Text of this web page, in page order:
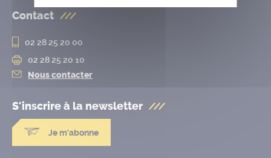
Contact
02 28 25 20 00
02 28 25 20 10
Nous contacter
S'inscrire à la newsletter
Je m'abonne